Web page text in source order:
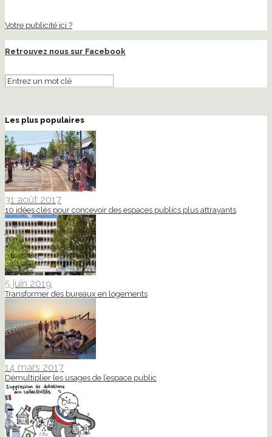
Votre publicité ici ?
Retrouvez nous sur Facebook
Les plus populaires
31 août 2017
10 idées clés pour concevoir des espaces publics plus attrayants
5 juin 2019
Transformer des bureaux en logements
14 mars 2017
Démultiplier les usages de l’espace public